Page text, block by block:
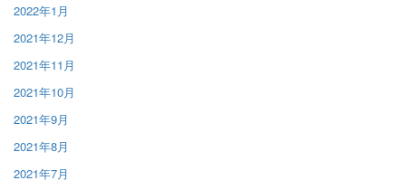
2022年1月
2021年12月
2021年11月
2021年10月
2021年9月
2021年8月
2021年7月